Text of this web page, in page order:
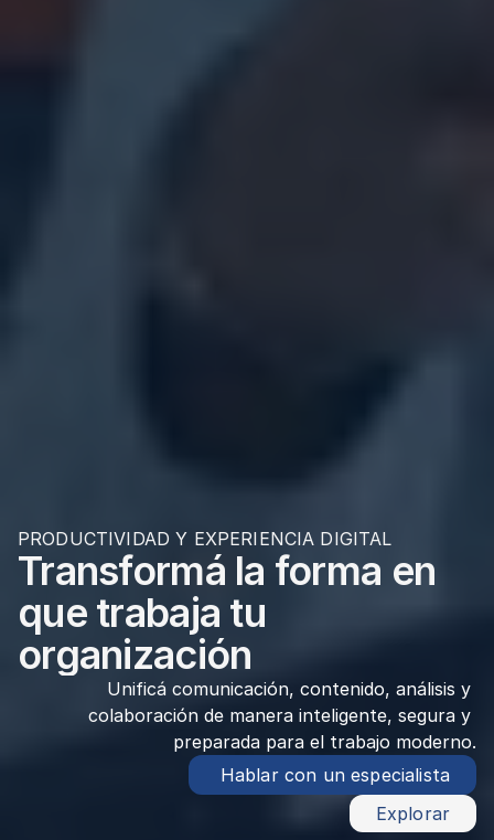
PRODUCTIVIDAD Y EXPERIENCIA DIGITAL
Transformá la forma en
que trabaja tu
organización
Unificá comunicación, contenido, análisis y
colaboración de manera inteligente, segura y
preparada para el trabajo moderno.
Hablar con un especialista
Explorar